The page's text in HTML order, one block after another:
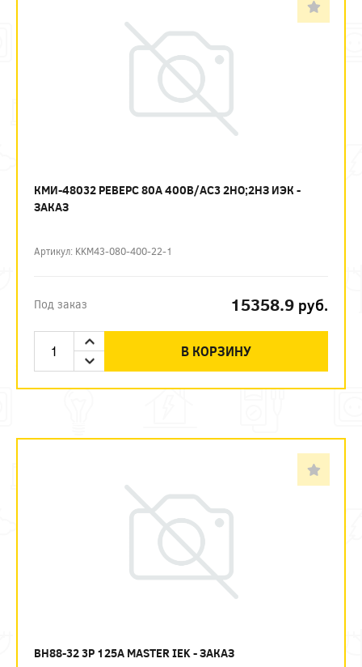
КМИ-48032 РЕВЕРС 80А 400В/АС3 2НО;2НЗ ИЭК -
ЗАКАЗ
Артикул: KKM43-080-400-22-1
Под заказ 15358.9 руб.
В КОРЗИНУ
ВН88-32 3P 125А MASTER IEK - ЗАКАЗ